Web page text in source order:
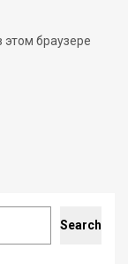
этом браузере
Search